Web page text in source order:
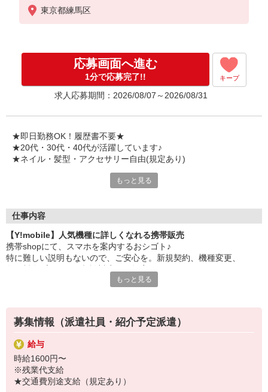
※残業代支給
★交通費別途支給（規定あり）
入社祝い金10万円支給(規定有)
お友達を紹介頂くと,
インセンティブ支給(規定有)
゜・。○。・゜+゜・。○。・゜+゜
東京都練馬区
応募画面へ進む
1分で応募完了!! キープ
求人応募期間：2026/08/07～2026/08/31
★即日勤務OK！履歴書不要★
★20代・30代・40代が活躍しています♪
★ネイル・髪型・アクセサリー自由(規定あり)
シエロのスタッフは9割が未経験スタート。
ずっと先まで役に立ちます！
丁寧な研修もあるので、
みなさんから働きやすいと好評です♪
最新アプリ事情やお得なプラン、
スマホの裏ワザを学べるチャンス♪
￣￣￣￣￣￣￣￣￣￣￣
▼オフィスワーク
事務、経理、データ入力、コールセンター、受付
▼工場・製造・軽作業系
機械/食品製造・梱包・仕分け・加工・組立・検査
▼美容系
眉毛サロンのアイブロウ・ネイリスト・エステ
▼営業・販売
もっと見る
仕事内容
【Y!mobile】人気機種に詳しくなれる携帯販売
携帯shopにて、スマホを案内するおシゴト♪
特に難しい説明もないので、ご安心を。新規契約、機種変更、
満足度◎
■携帯やインターネット販売業務
docomo(ドコモ)/au(エーユー)・KDDI/softbank(ソフトバンク)など
の大手キャリアから
ワイモバイル(Y!mobille)、楽天モバイル、UQなど格安スマホまで幅
広く紹介可能♪
もっと見る
募集情報（派遣社員・紹介予定派遣）
給与
時給1600円〜
※残業代支給
★交通費別途支給（規定あり）